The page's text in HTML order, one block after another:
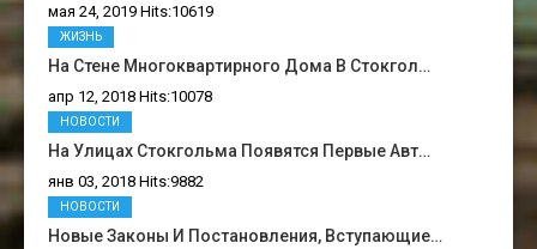
мая 24, 2019 Hits:10619
На Стене Многоквартирного Дома В Стокгол…
апр 12, 2018 Hits:10078
ЖИЗНЬ
На Улицах Стокгольма Появятся Первые Авт…
янв 03, 2018 Hits:9882
НОВОСТИ
Новые Законы И Постановления, Вступающие…
НОВОСТИ